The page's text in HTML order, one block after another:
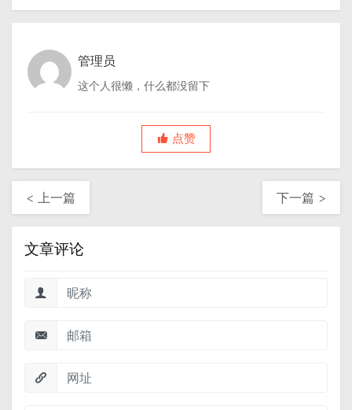
管理员
这个人很懒，什么都没留下
点赞
< 上一篇 下一篇 >
文章评论